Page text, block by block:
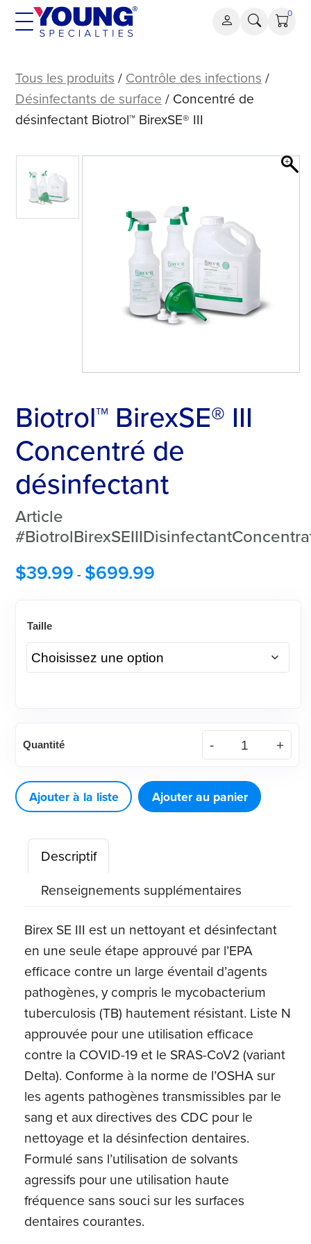
Aller
0
BirexSE®
III
Concentré
désinfectant
Tous les produits / Contrôle des infections /
Désinfectants de surface / Concentré de
désinfectant Biotrol™ BirexSE® III
Biotrol™ BirexSE® III
Concentré de
désinfectant
Article
$39.99 - $699.99
Taille
de
BirexSE®
III
Désinfectant
Concentré
Quantité
Ajouter à la liste Ajouter au panier
Descriptif
Renseignements supplémentaires
Birex SE III est un nettoyant et désinfectant
en une seule étape approuvé par l’EPA
efficace contre un large éventail d’agents
pathogènes, y compris le mycobacterium
tuberculosis (TB) hautement résistant. Liste N
approuvée pour une utilisation efficace
contre la COVID-19 et le SRAS-CoV2 (variant
Delta). Conforme à la norme de l’OSHA sur
les agents pathogènes transmissibles par le
sang et aux directives des CDC pour le
nettoyage et la désinfection dentaires.
Formulé sans l’utilisation de solvants
agressifs pour une utilisation haute
fréquence sans souci sur les surfaces
dentaires courantes.